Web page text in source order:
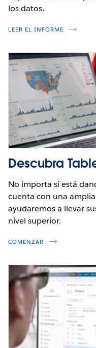
los datos.
LEER EL INFORME
Descubra
No importa si está
cuenta con una
ayudaremos a llevar
nivel superior.
COMENZAR